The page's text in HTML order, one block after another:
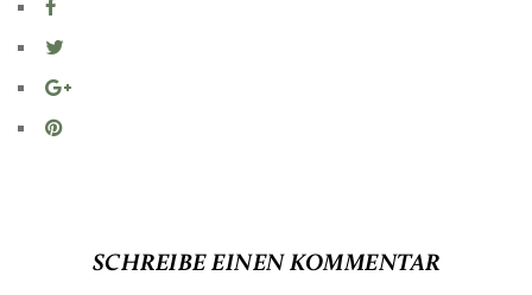
SCHREIBE EINEN KOMMENTAR